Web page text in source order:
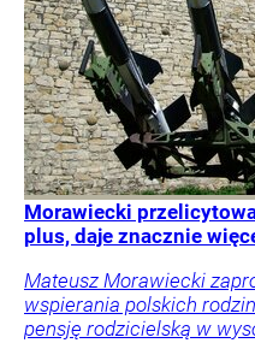
Morawiecki
plus, daje znacznie
Mateusz Morawiecki
wspierania polskich
pensję rodzicielską w